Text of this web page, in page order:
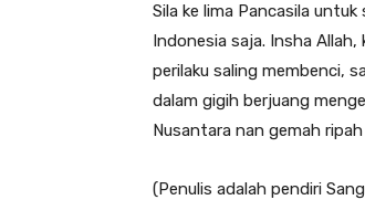
Sila ke lima Pancasila
Indonesia saja. Insha
perilaku saling membenci,
dalam gigih berjuang
Nusantara nan gemah
(Penulis adalah pendiri